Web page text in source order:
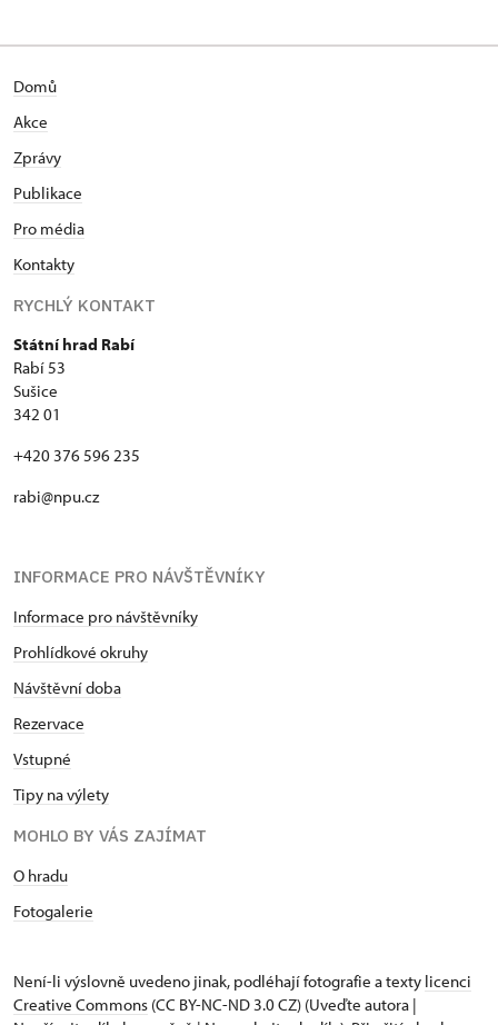
Domů
Akce
Zprávy
Publikace
Pro média
Kontakty
RYCHLÝ KONTAKT
Státní hrad Rabí
Rabí 53
Sušice
342 01
+420 376 596 235
rabi@npu.cz
INFORMACE PRO NÁVŠTĚVNÍKY
Informace pro návštěvníky
Prohlídkové okruhy
Návštěvní doba
Rezervace
Vstupné
Tipy na výlety
MOHLO BY VÁS ZAJÍMAT
O hradu
Fotogalerie
Není-li výslovně uvedeno jinak, podléhají fotografie a texty licenci
Creative Commons (CC BY-NC-ND 3.0 CZ) (Uveďte autora |